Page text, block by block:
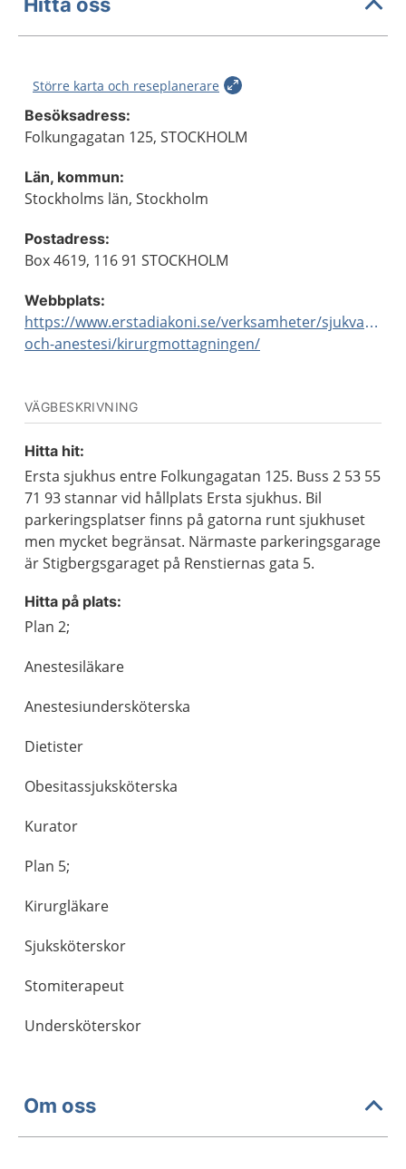
Större karta och reseplanerare
Besöksadress:
Folkungagatan 125, STOCKHOLM
Län, kommun:
Stockholms län, Stockholm
Postadress:
Box 4619, 116 91 STOCKHOLM
Webbplats:
https://www.erstadiakoni.se/verksamheter/sjukvard/
och-anestesi/kirurgmottagningen/
VÄGBESKRIVNING
Hitta hit:
Ersta sjukhus entre Folkungagatan 125. Buss 2 53 55
71 93 stannar vid hållplats Ersta sjukhus. Bil
parkeringsplatser finns på gatorna runt sjukhuset
men mycket begränsat. Närmaste parkeringsgarage
är Stigbergsgaraget på Renstiernas gata 5.
Hitta på plats:
Plan 2;
Anestesiläkare
Anestesiundersköterska
Dietister
Obesitassjuksköterska
Kurator
Plan 5;
Kirurgläkare
Sjuksköterskor
Stomiterapeut
Undersköterskor
Om oss